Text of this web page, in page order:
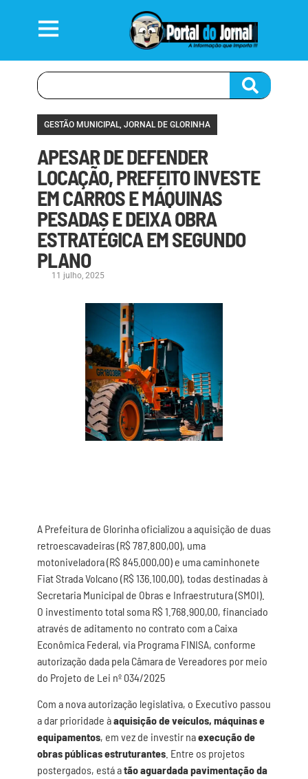
GESTÃO MUNICIPAL, JORNAL DE GLORINHA
APESAR DE DEFENDER
LOCAÇÃO, PREFEITO INVESTE
EM CARROS E MÁQUINAS
PESADAS E DEIXA OBRA
ESTRATÉGICA EM SEGUNDO
PLANO
11 julho, 2025
A Prefeitura de Glorinha oficializou a aquisição de duas
retroescavadeiras (R$ 787.800,00), uma
motoniveladora (R$ 845.000,00) e uma caminhonete
Fiat Strada Volcano (R$ 136.100,00), todas destinadas à
Secretaria Municipal de Obras e Infraestrutura (SMOI).
O investimento total soma R$ 1.768.900,00, financiado
através de aditamento no contrato com a Caixa
Econômica Federal, via Programa FINISA, conforme
autorização dada pela Câmara de Vereadores por meio
do Projeto de Lei nº 034/2025
Com a nova autorização legislativa, o Executivo passou
a dar prioridade àaquisição de veículos, máquinas e
equipamentos, em vez de investir naexecução de
obras públicas estruturantes . Entre os projetos
postergados, está atão aguardada pavimentação da